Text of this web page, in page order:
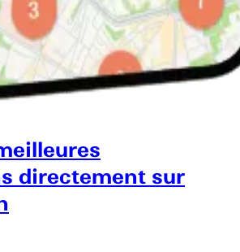
directement sur